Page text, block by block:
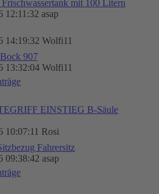
Frischwassertank mit 100 Litern
12:11:32 asap
14:19:32 Wolfi11
907
13:32:04 Wolfi11
EINSTIEG B-Säule
10:07:11 Rosi
Fahrersitz
09:38:42 asap